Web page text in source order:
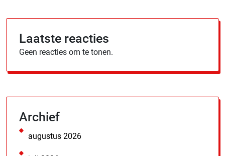
Laatste reacties
Geen reacties om te tonen.
Archief
augustus 2026